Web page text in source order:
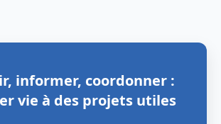
informer, coordonner :
vie à des projets utiles